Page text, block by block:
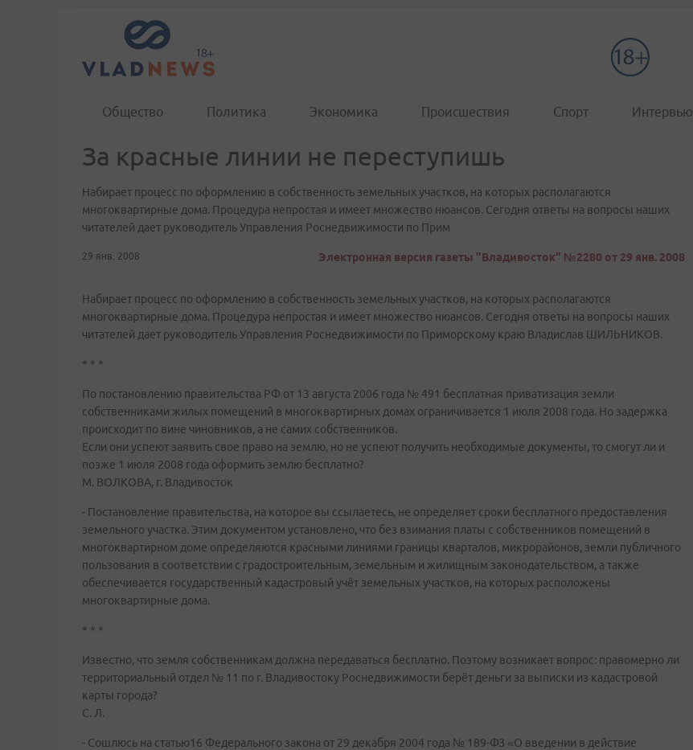
Общество Политика Экономика Происшествия Спорт Интервью
За красные линии не переступишь
Набирает процесс по оформлению в собственность земельных участков, на которых располагаются
многоквартирные дома. Процедура непростая и имеет множество нюансов. Сегодня ответы на вопросы наших
читателей дает руководитель Управления Роснедвижимости по Прим
29 янв. 2008 Электронная версия газеты "Владивосток" №2280 от 29 янв. 2008
Набирает процесс по оформлению в собственность земельных участков, на которых располагаются
многоквартирные дома. Процедура непростая и имеет множество нюансов. Сегодня ответы на вопросы наших
читателей дает руководитель Управления Роснедвижимости по Приморскому краю Владислав ШИЛЬНИКОВ.
* * *
По постановлению правительства РФ от 13 августа 2006 года № 491 бесплатная приватизация земли
собственниками жилых помещений в многоквартирных домах ограничивается 1 июля 2008 года. Но задержка
происходит по вине чиновников, а не самих собственников.
Если они успеют заявить свое право на землю, но не успеют получить необходимые документы, то смогут ли и
позже 1 июля 2008 года оформить землю бесплатно?
М. ВОЛКОВА, г. Владивосток
- Постановление правительства, на которое вы ссылаетесь, не определяет сроки бесплатного предоставления
земельного участка. Этим документом установлено, что без взимания платы с собственников помещений в
многоквартирном доме определяются красными линиями границы кварталов, микрорайонов, земли публичного
пользования в соответствии с градостроительным, земельным и жилищным законодательством, а также
обеспечивается государственный кадастровый учёт земельных участков, на которых расположены
многоквартирные дома.
* * *
Известно, что земля собственникам должна передаваться бесплатно. Поэтому возникает вопрос: правомерно ли
территориальный отдел № 11 по г. Владивостоку Роснедвижимости берёт деньги за выписки из кадастровой
карты города?
С. Л.
- Сошлюсь на статью16 Федерального закона от 29 декабря 2004 года № 189-ФЗ «О введении в действие